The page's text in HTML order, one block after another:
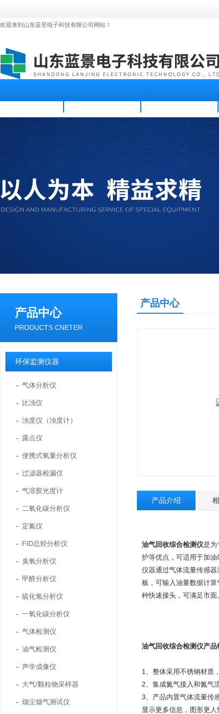
欢迎来到山东蓝景电子科技有限公司网站！
产品中心
PRODUCTS CNETER
环保监测仪器
气体分析仪
比浊仪
浊度仪（浊度计）
露点仪
便携式氧量分析仪
过滤器检漏仪
气溶胶光度计
二氧化碳分析仪
定氮仪
FID总烃分析仪
臭氧分析仪
甲醛分析仪
硫化氢分析仪
一氧化碳分析仪
气体检测仪
油气检测仪
声学成像仪
大气/颗粒物采样器
烟尘烟气测试仪
产品中心
产品介绍
油气回收综合检测仪是为
护等优点，可适用于加
仪器通过气体流量传感
板，可输入油量数据计
种快速接头，可满足市
油气回收综合检测仪产品
1、整体采用不锈钢材质
2、集成氮气接入和氮气
3、产品内置气体流量传
显示更多信息，图形更人